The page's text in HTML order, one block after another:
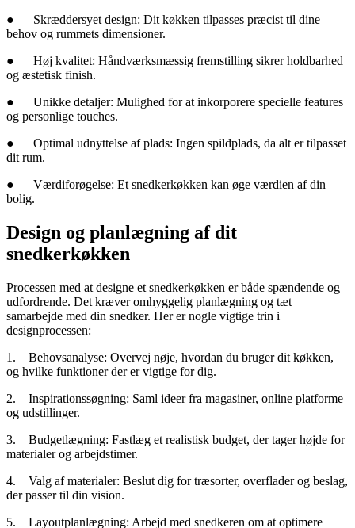
● Skræddersyet design: Dit køkken tilpasses præcist til dine
behov og rummets dimensioner.
● Høj kvalitet: Håndværksmæssig fremstilling sikrer holdbarhed
og æstetisk finish.
● Unikke detaljer: Mulighed for at inkorporere specielle features
og personlige touches.
● Optimal udnyttelse af plads: Ingen spildplads, da alt er tilpasset
dit rum.
● Værdiforøgelse: Et snedkerkøkken kan øge værdien af din
bolig.
Design og planlægning af dit
snedkerkøkken
Processen med at designe et snedkerkøkken er både spændende og
udfordrende. Det kræver omhyggelig planlægning og tæt
samarbejde med din snedker. Her er nogle vigtige trin i
designprocessen:
1. Behovsanalyse: Overvej nøje, hvordan du bruger dit køkken,
og hvilke funktioner der er vigtige for dig.
2. Inspirationssøgning: Saml ideer fra magasiner, online platforme
og udstillinger.
3. Budgetlægning: Fastlæg et realistisk budget, der tager højde for
materialer og arbejdstimer.
4. Valg af materialer: Beslut dig for træsorter, overflader og beslag,
der passer til din vision.
5. Layoutplanlægning: Arbejd med snedkeren om at optimere